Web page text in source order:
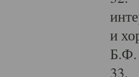
и
Б.Ф.
33.